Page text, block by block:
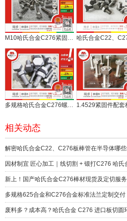
M10哈氏合金C276紧固件螺栓一批紧急交付
多规格哈氏合金C276螺栓紧固件配套快速供货
相关动态
新上！国产哈氏合金C276棒材现货及定切服务
多规格625合金和C276合金标准法兰定制交付